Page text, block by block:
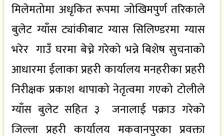
मिलेमतोमा अधृकित रूपमा जोखिमपुर्ण तरिकाले
बुलेट ग्याँस ट्यांकीबाट ग्यास सिलिण्डरमा ग्यास
भरेर गाउँ घरमा बेच्ने गरेको भन्ने बिशेष सुचनाको
आधारमा ईलाका प्रहरी कार्यालय मनहरीका प्रहरी
निरीक्षक प्रकाश थापाको नेतृत्वमा गएको टोलीले
ग्याँस बुलेट सहित ३ जनालाई पक्राउ गरेको
जिल्ला प्रहरी कार्यालय मकवानपुरका प्रवक्ता